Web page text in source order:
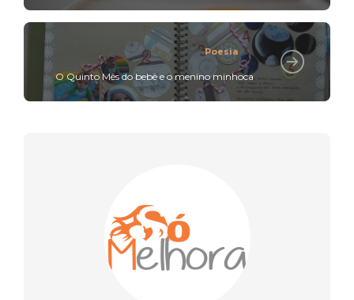
Poesia
O Quinto Mês do bebê e o menino minhoca